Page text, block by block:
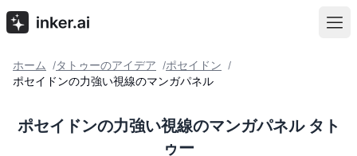
ホーム /タトゥーのアイデア /ポセイドン /
ポセイドンの力強い視線のマンガパネル
ポセイドンの力強い視線のマンガパネル タト
ゥー